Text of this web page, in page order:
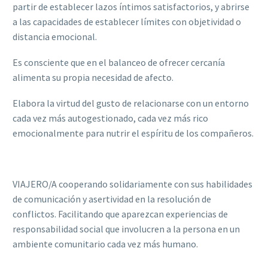
partir de establecer lazos íntimos satisfactorios, y abrirse
a las capacidades de establecer límites con objetividad o
distancia emocional.
Es consciente que en el balanceo de ofrecer cercanía
alimenta su propia necesidad de afecto.
Elabora la virtud del gusto de relacionarse con un entorno
cada vez más autogestionado, cada vez más rico
emocionalmente para nutrir el espíritu de los compañeros.
VIAJERO/A cooperando solidariamente con sus habilidades
de comunicación y asertividad en la resolución de
conflictos. Facilitando que aparezcan experiencias de
responsabilidad social que involucren a la persona en un
ambiente comunitario cada vez más humano.